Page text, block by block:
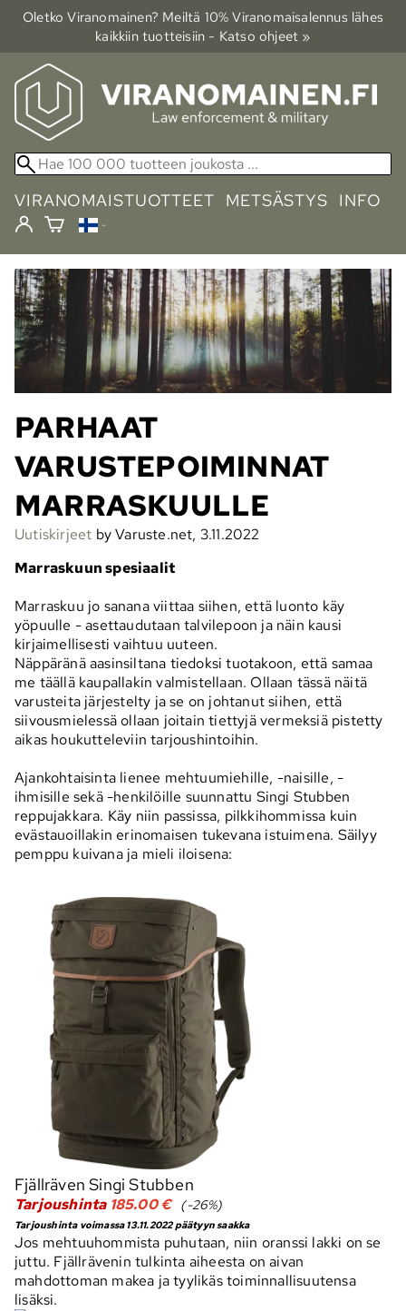
Oletko Viranomainen? Meiltä 10% Viranomais­alennus lähes
kaikkiin tuotteisiin - Katso ohjeet »
VIRANOMAISTUOTTEET METSÄSTYS INFO
PARHAAT
VARUSTEPOIMINNAT
MARRASKUULLE
Uutiskirjeet by Varuste.net, 3.11.2022
Marraskuun spesiaalit
Marraskuu jo sanana viittaa siihen, että luonto käy
yöpuulle - asettaudutaan talvilepoon ja näin kausi
kirjaimellisesti vaihtuu uuteen.
Näppäränä aasinsiltana tiedoksi tuotakoon, että samaa
me täällä kaupallakin valmistellaan. Ollaan tässä näitä
varusteita järjestelty ja se on johtanut siihen, että
siivousmielessä ollaan joitain tiettyjä vermeksiä pistetty
aikas houkutteleviin tarjoushintoihin.
Ajankohtaisinta lienee mehtuumiehille, -naisille, -
ihmisille sekä -henkilöille suunnattu Singi Stubben
reppujakkara. Käy niin passissa, pilkkihommissa kuin
evästauoillakin erinomaisen tukevana istuimena. Säilyy
pemppu kuivana ja mieli iloisena:
Fjällräven Singi Stubben
Tarjoushinta185.00 € (-26%)
Tarjoushinta voimassa 13.11.2022 päätyyn saakka
Jos mehtuuhommista puhutaan, niin oranssi lakki on se
juttu. Fjällrävenin tulkinta aiheesta on aivan
mahdottoman makea ja tyylikäs toiminnallisuutensa
lisäksi.